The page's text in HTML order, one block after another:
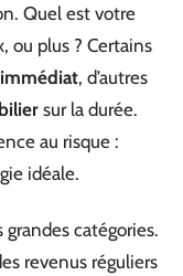
Quel est votre
ou plus ? Certains
, d’autres
sur la durée.
au risque :
idéale.
catégories.
revenus réguliers